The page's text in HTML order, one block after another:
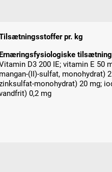
pr. kg
Ernæringsfysiologiske
D3 200 IE; vitamin E 50
mangan-(II)-sulfat, monohydrat)
monohydrat) 20 mg;
0,2 mg